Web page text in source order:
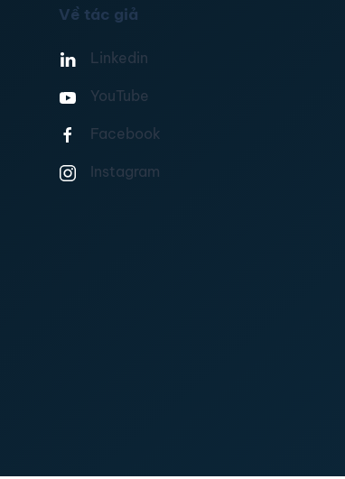
Về tác giả
Linkedin
YouTube
Facebook
Instagram